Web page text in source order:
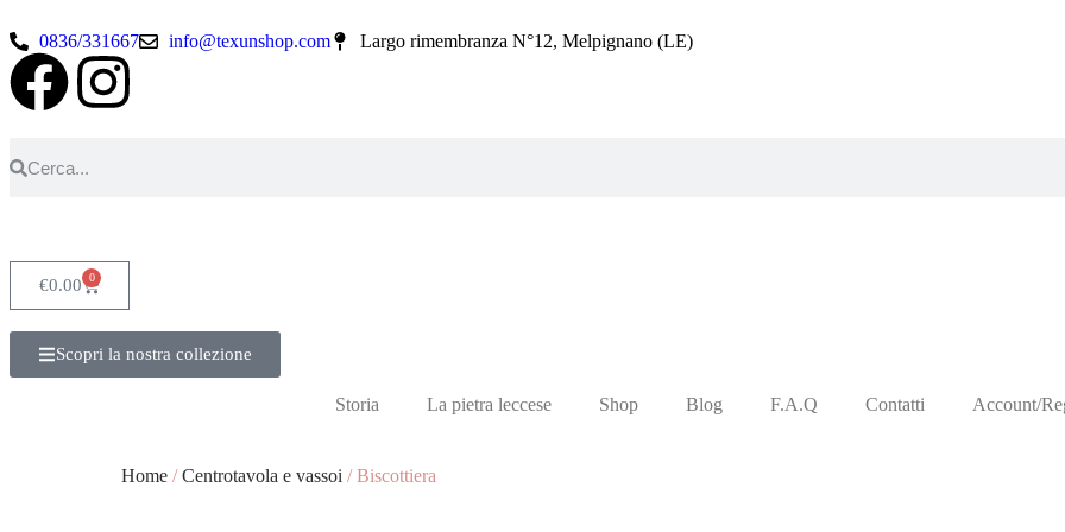
0836/331667 info@texunshop.com Largo rimembranza N°12, Melpignano (LE)
€0.00 0
Scopri la nostra collezione
Storia La pietra leccese Shop Blog F.A.Q Contatti Account/
Home /Centrotavola e vassoi / Biscottiera